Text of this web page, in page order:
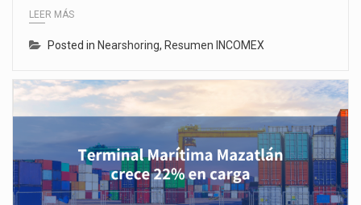
LEER MÁS
Posted in Nearshoring, Resumen INCOMEX